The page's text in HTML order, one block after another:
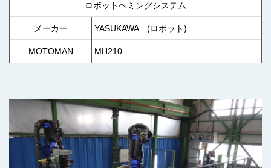
ロボットヘミングシステム
メーカー YASUKAWA (ロボット)
MOTOMAN MH210